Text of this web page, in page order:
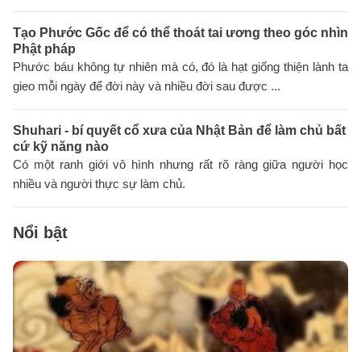
Tạo Phước Gốc để có thể thoát tai ương theo góc nhìn
Phật pháp
Phước báu không tự nhiên mà có, đó là hạt giống thiện lành ta
gieo mỗi ngày để đời này và nhiều đời sau được ...
Shuhari - bí quyết cổ xưa của Nhật Bản để làm chủ bất
cứ kỹ năng nào
Có một ranh giới vô hình nhưng rất rõ ràng giữa người học
nhiều và người thực sự làm chủ.
Nổi bật